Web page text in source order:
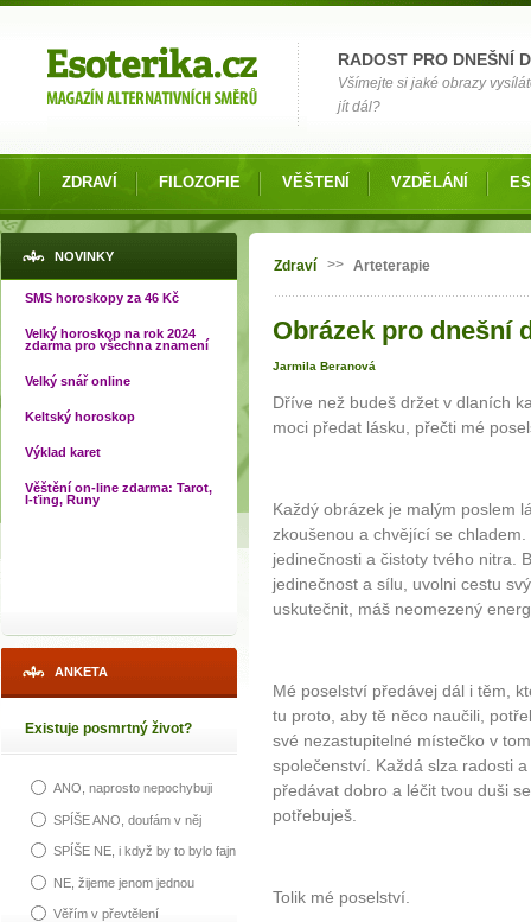
RADOST PRO DNEŠNÍ
Všímejte si jaké obrazy
jít dál?
ZDRAVÍ FILOZOFIE VĚŠTENÍ VZDĚLÁNÍ
NOVINKY
SMS horoskopy za 46 Kč
Velký horoskop na rok 2024
zdarma pro všechna znamení
Velký snář online
Keltský horoskop
Výklad karet
Věštění on-line zdarma: Tarot,
I-ťing, Runy
ANKETA
Existuje posmrtný život?
ANO, naprosto nepochybuji
SPÍŠE ANO, doufám v něj
SPÍŠE NE, i když by to bylo fajn
NE, žijeme jenom jednou
Věřím v převtělení
Jste zde
Zdraví >> Arteterapie
Obrázek pro dnešní
Jarmila Beranová
Dříve než budeš držet v dlaních
moci předat lásku, přečti mé
Každý obrázek je malým poslem
zkoušenou a chvějící se
jedinečnosti a čistoty tvého nitra.
jedinečnost a sílu, uvolni cestu
uskutečnit, máš neomezený
Mé poselství předávej dál i těm,
tu proto, aby tě něco naučili,
své nezastupitelné místečko v
společenství. Každá slza radosti
předávat dobro a léčit tvou duši
potřebuješ.
Tolik mé poselství.